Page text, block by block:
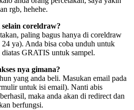
rgb, hehehe.
coreldraw?
paling bagus hanya di coreldraw
ya). Anda bisa coba unduh untuk
GRATIS untuk sampel.
nya gimana?
yang anda beli. Masukan email pada
untuk isi email). Nanti abis
maka anda akan di redirect dan
berfungsi.